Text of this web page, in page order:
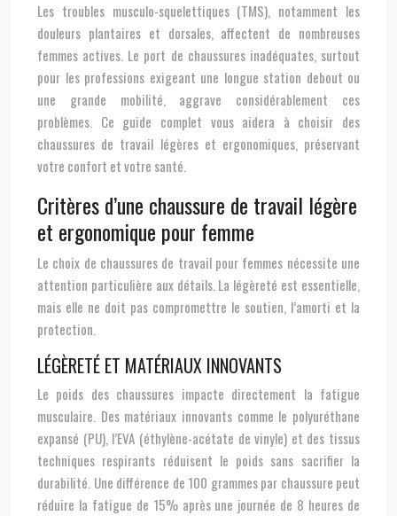
Les troubles musculo-squelettiques (TMS), notamment les
douleurs plantaires et dorsales, affectent de nombreuses
femmes actives. Le port de chaussures inadéquates, surtout
pour les professions exigeant une longue station debout ou
une grande mobilité, aggrave considérablement ces
problèmes. Ce guide complet vous aidera à choisir des
chaussures de travail légères et ergonomiques, préservant
votre confort et votre santé.
Critères d’une chaussure de travail légère
et ergonomique pour femme
Le choix de chaussures de travail pour femmes nécessite une
attention particulière aux détails. La légèreté est essentielle,
mais elle ne doit pas compromettre le soutien, l’amorti et la
protection.
LÉGÈRETÉ ET MATÉRIAUX INNOVANTS
Le poids des chaussures impacte directement la fatigue
musculaire. Des matériaux innovants comme le polyuréthane
expansé (PU), l’EVA (éthylène-acétate de vinyle) et des tissus
techniques respirants réduisent le poids sans sacrifier la
durabilité. Une différence de 100 grammes par chaussure peut
réduire la fatigue de 15% après une journée de 8 heures de